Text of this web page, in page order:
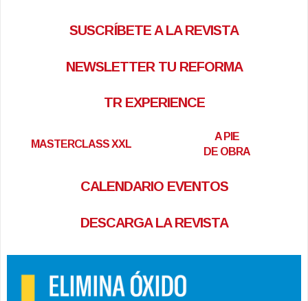
SUSCRÍBETE A LA REVISTA
NEWSLETTER TU REFORMA
TR EXPERIENCE
MASTERCLASS XXL
A PIE
DE OBRA
CALENDARIO EVENTOS
DESCARGA LA REVISTA